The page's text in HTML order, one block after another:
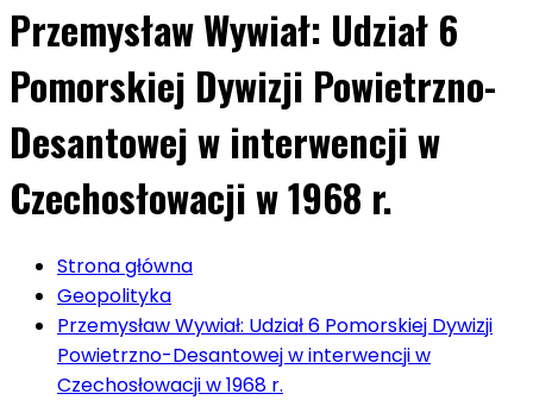
Przemysław Wywiał: Udział 6
Pomorskiej Dywizji Powietrzno-
Desantowej w interwencji w
Czechosłowacji w 1968 r.
Strona główna
Geopolityka
Przemysław Wywiał: Udział 6 Pomorskiej Dywizji
Powietrzno-Desantowej w interwencji w
Czechosłowacji w 1968 r.